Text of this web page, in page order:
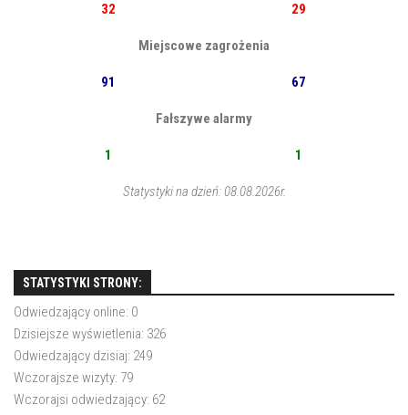
32 29
Miejscowe zagrożenia
91 67
Fałszywe alarmy
1 1
Statystyki na dzień: 08.08.2026r.
STATYSTYKI STRONY:
Odwiedzający online: 0
Dzisiejsze wyświetlenia: 326
Odwiedzający dzisiaj: 249
Wczorajsze wizyty: 79
Wczorajsi odwiedzający: 62